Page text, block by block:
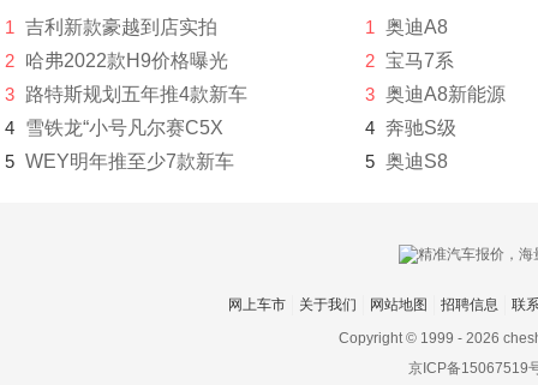
长江汽车
成功
创维汽车
1
吉利新款豪越到店实拍
2 哈弗2022款H9价格曝光
3 路特斯规划五年推4款新车
4 雪铁龙“小号凡尔赛C5X
5 WEY明年推至少7款新车
1
奥迪A8
2 宝马7系
3 奥迪A8新能源
4 奔驰S级
5 奥迪S8
网上车市 关于我们 网站地图 招聘信息
联
Copyright © 1999 - 2026
京ICP备15067519